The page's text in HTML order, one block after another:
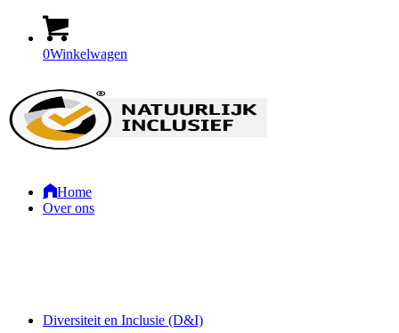
0Winkelwagen
Home
Over ons
Diversiteit en Inclusie (D&I)